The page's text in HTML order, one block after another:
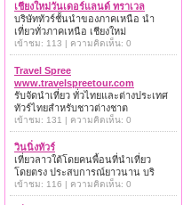
เชียงใหม่วันเดอร์แลนด์ ทราเวล
บริษัททัวร์ชั้นนำของภาคเหนือ นำ
เที่ยวทั่วภาคเหนือ เชียงใหม่
เข้าชม: 113 | ความคิดเห็น: 0
Travel Spree
www.travelspreetour.com
รับจัดนำเที่ยว ทั่วไทยและต่างประเทศ
ทัวร์ไทยสำหรับชาวต่างชาต
เข้าชม: 131 | ความคิดเห็น: 0
วินนิ่งทัวร์
เที่ยวลาวใต้โดยคนพื้อนที่นำเที่ยว
โดยตรง ประสบการณ์ยาวนาน บริ
เข้าชม: 116 | ความคิดเห็น: 0